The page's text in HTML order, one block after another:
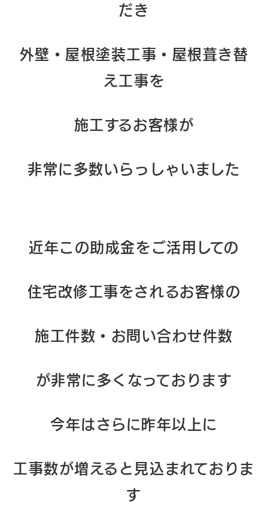
だき
外壁・屋根塗装工事・屋根葺き替
え工事を
施工するお客様が
非常に多数いらっしゃいました
近年この助成金をご活用しての
住宅改修工事をされるお客様の
施工件数・ お問い合わせ件数
が非常に多くなっております
今年はさらに昨年以上に
工事数が増えると見込まれておりま
す